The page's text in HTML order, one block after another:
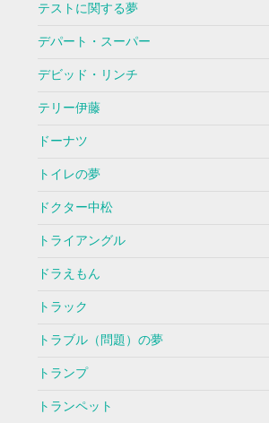
テストに関する夢
デパート・スーパー
デビッド・リンチ
テリー伊藤
ドーナツ
トイレの夢
ドクター中松
トライアングル
ドラえもん
トラック
トラブル（問題）の夢
トランプ
トランペット